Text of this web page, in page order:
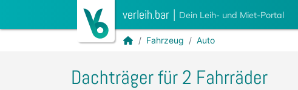
verleih.bar | Dein Leih- und Miet-Portal
Fahrzeug Auto
Dachträger für 2 Fahrräder